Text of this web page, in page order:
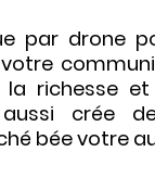
par drone
la richesse
crée d
bée votre